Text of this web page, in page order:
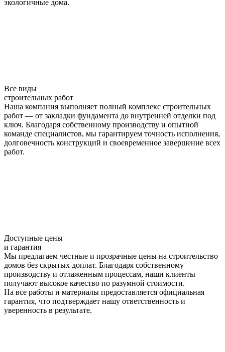
экологичные дома.
Все виды
строительных работ
Наша компания выполняет полный комплекс строительных
работ — от закладки фундамента до внутренней отделки под
ключ. Благодаря собственному производству и опытной
команде специалистов, мы гарантируем точность исполнения,
долговечность конструкций и своевременное завершение всех
работ.
Доступные цены
и гарантия
Мы предлагаем честные и прозрачные цены на строительство
домов без скрытых доплат. Благодаря собственному
производству и отлаженным процессам, наши клиенты
получают высокое качество по разумной стоимости.
На все работы и материалы предоставляется официальная
гарантия, что подтверждает нашу ответственность и
уверенность в результате.